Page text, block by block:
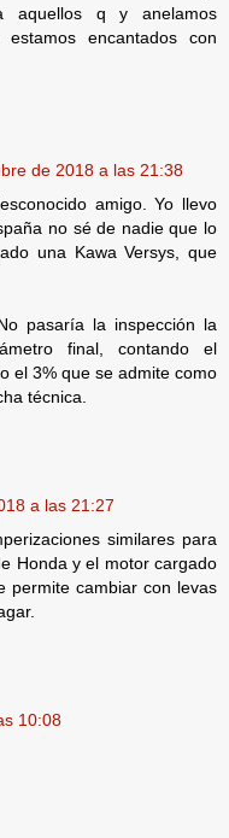
aquellos q y anelamos
encantados con
de 2018 a las 21:38
amigo. Yo llevo
no sé de nadie que lo
una Kawa Versys, que
pasaría la inspección la
final, contando el
el 3% que se admite como
técnica.
a las 21:27
similares para
Honda y el motor cargado
permite cambiar con levas
10:08